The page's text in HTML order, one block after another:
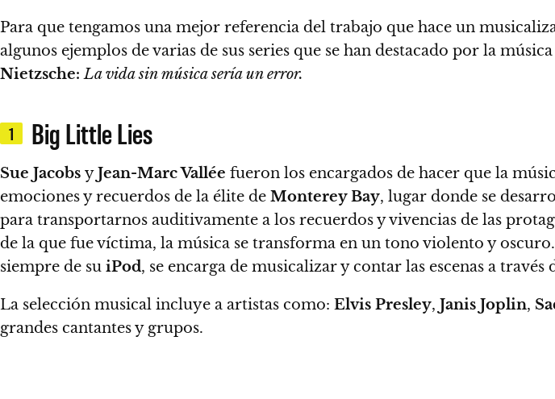
Para que tengamos una mejor referencia del trabajo que hace un
algunos ejemplos de varias de sus series que se han destacado por la
Nietzsche: La vida sin música sería un error.
1 Big Little Lies
Sue Jacobs yJean-Marc Vallée fueron los encargados de hacer que la
emociones y recuerdos de la élite de Monterey Bay, lugar donde se
para transportarnos auditivamente a los recuerdos y vivencias de las
de la que fue víctima, la música se transforma en un tono violento y
siempre de su iPod, se encarga de musicalizar y contar las escenas a
La selección musical incluye a artistas como: Elvis Presley, Janis Joplin,
grandes cantantes y grupos.